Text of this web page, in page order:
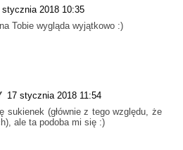
stycznia 2018 10:35
Tobie wygląda wyjątkowo :)
17 stycznia 2018 11:54
sukienek (głównie z tego względu, że
ale ta podoba mi się :)